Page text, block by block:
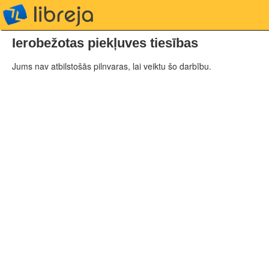
Ierobežotas piekļuves tiesības
Jums nav atbilstošās pilnvaras, lai veiktu šo darbību.